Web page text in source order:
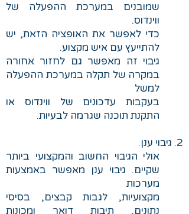
שמובנים במערכת ההפעלה של
ווינדוס.
כדי לאפשר את האופציה הזאת, יש
להתייעץ עם איש מקצוע.
גיבוי זה מאפשר גם לחזור אחורה
במקרה של תקלה במערכת ההפעלה
למשל
בעקבות עדכונים של ווינדוס או
התקנת תוכנה שגרמה לבעיות.
2. גיבוי ענן.
אולי הגיבוי החשוב והמקצועי ביותר
שקיים. גיבוי ענן מאפשר באמצעות
מערכות
מקצועיות, לגבות קבצים, בסיסי
נתונים, תיבות דואר ומכונות